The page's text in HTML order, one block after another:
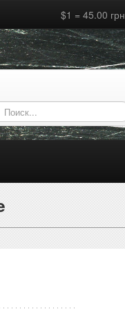
$1 = 45.00 грн